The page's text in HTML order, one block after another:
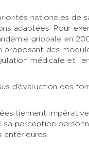
nationales de
adaptées. Pour
grippale en
proposant des
médicale et
d’évaluation des
tiennent
sa perception
antérieures.